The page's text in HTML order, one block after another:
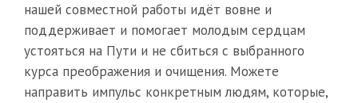
нашей совместной работы идёт вовне и
поддерживает и помогает молодым сердцам
устояться на Пути и не сбиться с выбранного
курса преображения и очищения. Можете
направить импульс конкретным людям, которые,